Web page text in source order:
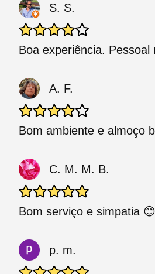
S. S.
Boa experiência. Pessoal
A. F.
Bom ambiente e almoço
C. M. M. B.
Bom serviço e simpatia 😊
p. m.